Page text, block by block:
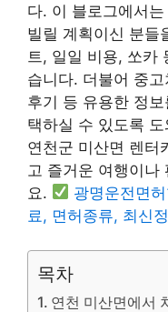
다. 이 블로그에서
빌릴 계획이신 분들
트, 일일 비용, 쏘카
습니다. 더불어 중
후기 등 유용한 정
택하실 수 있도록
연천군 미산면 렌터
고 즐거운 여행이나
요.
광명운전면
료, 면허종류, 최신
목차
연천 미산면에서